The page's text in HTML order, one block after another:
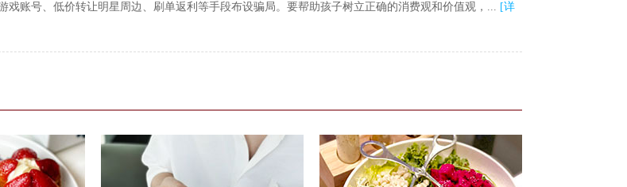
账号、低价转让明星周边、刷单返利等手段布设骗局。要帮助孩子树立正确的消费观和价值观，... [详